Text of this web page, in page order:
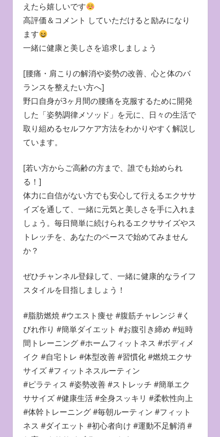
えたら嬉しいです
高評価＆コメント していただけると励みになり
ます
一緒に健康と美しさを追求しましょう
[腰痛・肩こりの解消や姿勢の改善、心と体のバ
ランスを整えたい方へ]
野口自身が3ヶ月間の腰痛を克服するために開発
した「姿勢調律メソッド」を元に、日々の生活で
取り組めるセルフケア方法をわかりやすく解説し
ています。
[若い方からご高齢の方まで、誰でも始められ
る！]
体力に自信がない方でも安心して行えるエクササ
イズを通して、一緒に元気と美しさを手に入れま
しょう。毎日簡単に続けられるエクササイズやス
トレッチを、あなたのペースで始めてみません
か？
ぜひチャンネル登録して、一緒に健康的なライフ
スタイルを目指しましょう！
#脂肪燃焼 #ウエスト痩せ #腹筋チャレンジ #く
びれ作り #簡単ダイエット #お腹引き締め #短時
間トレーニング #ホームフィットネス #ボディメ
イク #自宅トレ #体型改善 #習慣化 #燃焼エクサ
サイズ #フィットネスルーティン
#ピラティス #姿勢改善 #ストレッチ #簡単エク
ササイズ #健康生活 #全身スッキリ #柔軟性向上
#体幹トレーニング #毎朝ルーティン #フィット
ネス #ダイエット #初心者向け #運動不足解消 #